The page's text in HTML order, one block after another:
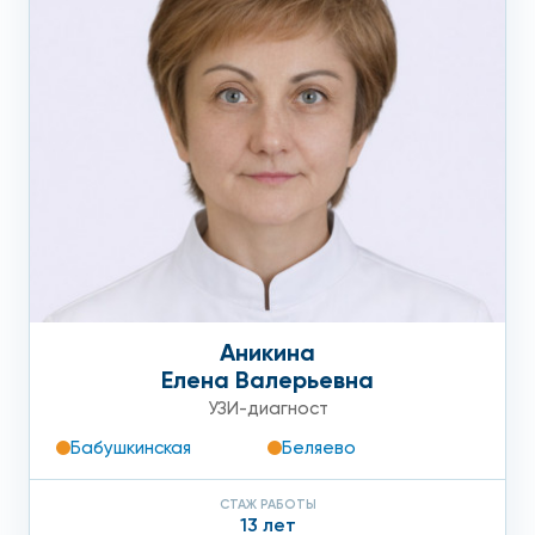
Аникина
Елена Валерьевна
УЗИ-диагност
Бабушкинская
Беляево
СТАЖ РАБОТЫ
13 лет